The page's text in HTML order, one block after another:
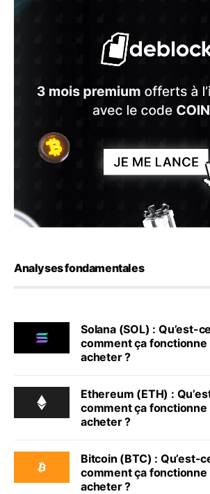
Analyses fondamentales
Solana (SOL) : Qu’est-
comment ça
acheter ?
Ethereum (ETH) :
comment ça
acheter ?
Bitcoin (BTC) : Qu’est-
comment ça
acheter ?